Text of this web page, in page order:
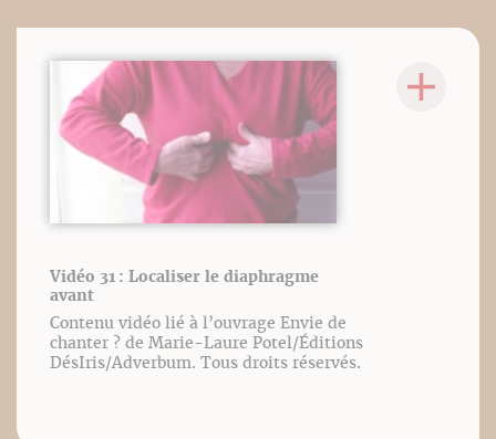
Vidéo 31 : Localiser le diaphragme
avant
Contenu vidéo lié à l’ouvrage Envie de
chanter ? de Marie-Laure Potel/Éditions
DésIris/Adverbum. Tous droits réservés.